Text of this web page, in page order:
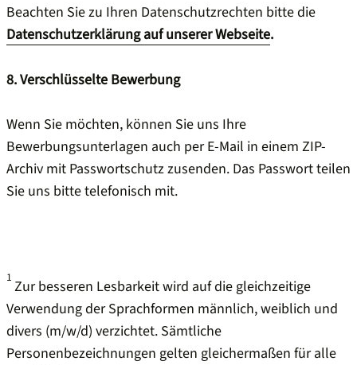
Beachten Sie zu Ihren Datenschutzrechten bitte die
Datenschutzerklärung auf unserer Webseite.
8. Verschlüsselte Bewerbung
Wenn Sie möchten, können Sie uns Ihre
Bewerbungsunterlagen auch per E-Mail in einem ZIP-
Archiv mit Passwortschutz zusenden. Das Passwort teilen
Sie uns bitte telefonisch mit.
1
Zur besseren Lesbarkeit wird auf die gleichzeitige
Verwendung der Sprachformen männlich, weiblich und
divers (m/w/d) verzichtet. Sämtliche
Personenbezeichnungen gelten gleichermaßen für alle